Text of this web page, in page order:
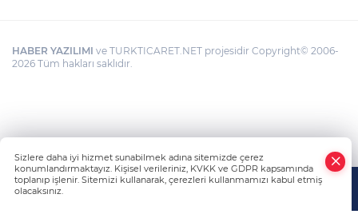
HABER YAZILIMI ve TURKTICARET.NET projesidir Copyright© 2006-
2026 Tüm hakları saklıdır.
Sizlere daha iyi hizmet sunabilmek adına sitemizde çerez
konumlandırmaktayız. Kişisel verileriniz, KVKK ve GDPR kapsamında
toplanıp işlenir. Sitemizi kullanarak, çerezleri kullanmamızı kabul etmiş
olacaksınız.